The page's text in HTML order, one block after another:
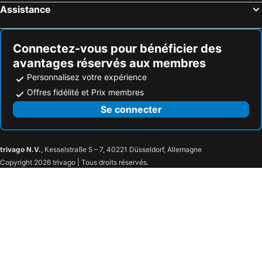
Assistance
Connectez-vous pour bénéficier des
avantages réservés aux membres
Personnalisez votre expérience
Offres fidélité et Prix membres
Se connecter
trivago N.V., Kesselstraße 5 – 7, 40221 Düsseldorf, Allemagne
Copyright 2026 trivago | Tous droits réservés.